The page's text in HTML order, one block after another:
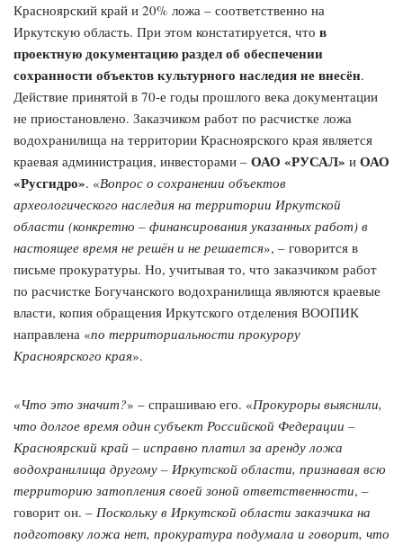
Красноярский край и 20% ложа – соответственно на
Иркутскую область. При этом констатируется, что в
проектную документацию раздел об обеспечении
сохранности объектов культурного наследия не внесён.
Действие принятой в 70-е годы прошлого века документации
не приостановлено. Заказчиком работ по расчистке ложа
водохранилища на территории Красноярского края является
краевая администрация, инвесторами – ОАО «РУСАЛ» и ОАО
«Русгидро». «Вопрос о сохранении объектов
археологического наследия на территории Иркутской
области (конкретно – финансирования указанных работ) в
настоящее время не решён и не решается», – говорится в
письме прокуратуры. Но, учитывая то, что заказчиком работ
по расчистке Богучанского водохранилища являются краевые
власти, копия обращения Иркутского отделения ВООПИК
направлена «по территориальности прокурору
Красноярского края».
«Что это значит?» – спрашиваю его. «Прокуроры выяснили,
что долгое время один субъект Российской Федерации –
Красноярский край – исправно платил за аренду ложа
водохранилища другому – Иркутской области, признавая всю
территорию затопления своей зоной ответственности, –
говорит он. – Поскольку в Иркутской области заказчика на
подготовку ложа нет, прокуратура подумала и говорит, что